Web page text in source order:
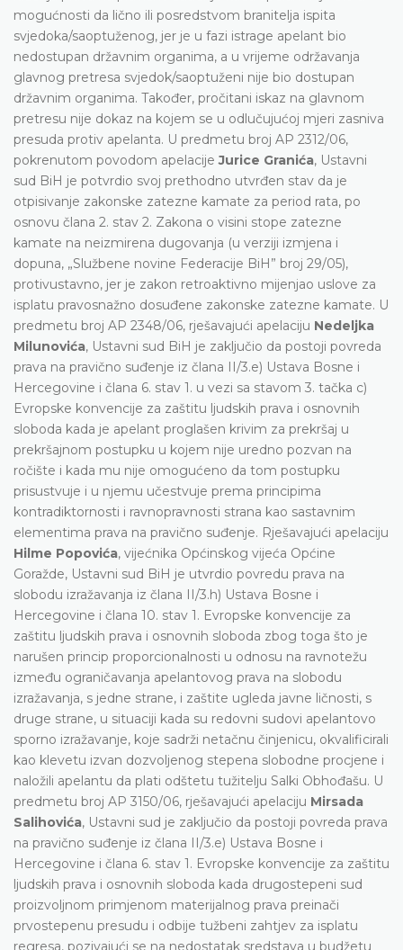
mogućnosti da lično ili posredstvom branitelja ispita
svjedoka/saoptuženog, jer je u fazi istrage apelant bio
nedostupan državnim organima, a u vrijeme održavanja
glavnog pretresa svjedok/saoptuženi nije bio dostupan
državnim organima. Također, pročitani iskaz na glavnom
pretresu nije dokaz na kojem se u odlučujućoj mjeri zasniva
presuda protiv apelanta. U predmetu broj AP 2312/06,
pokrenutom povodom apelacijeJurice Granića, Ustavni
sud BiH je potvrdio svoj prethodno utvrđen stav da je
otpisivanje zakonske zatezne kamate za period rata, po
osnovu člana 2. stav 2. Zakona o visini stope zatezne
kamate na neizmirena dugovanja (u verziji izmjena i
dopuna, „Službene novine Federacije BiH” broj 29/05),
protivustavno, jer je zakon retroaktivno mijenjao uslove za
isplatu pravosnažno dosuđene zakonske zatezne kamate. U
predmetu broj AP 2348/06, rješavajući apelaciju Nedeljka
Milunovića, Ustavni sud BiH je zaključio da postoji povreda
prava na pravično suđenje iz člana II/3.e) Ustava Bosne i
Hercegovine i člana 6. stav 1. u vezi sa stavom 3. tačka c)
Evropske konvencije za zaštitu ljudskih prava i osnovnih
sloboda kada je apelant proglašen krivim za prekršaj u
prekršajnom postupku u kojem nije uredno pozvan na
ročište i kada mu nije omogućeno da tom postupku
prisustvuje i u njemu učestvuje prema principima
kontradiktornosti i ravnopravnosti strana kao sastavnim
elementima prava na pravično suđenje. Rješavajući apelaciju
Hilme Popovića, vijećnika Općinskog vijeća Općine
Goražde, Ustavni sud BiH je utvrdio povredu prava na
slobodu izražavanja iz člana II/3.h) Ustava Bosne i
Hercegovine i člana 10. stav 1. Evropske konvencije za
zaštitu ljudskih prava i osnovnih sloboda zbog toga što je
narušen princip proporcionalnosti u odnosu na ravnotežu
između ograničavanja apelantovog prava na slobodu
izražavanja, s jedne strane, i zaštite ugleda javne ličnosti, s
druge strane, u situaciji kada su redovni sudovi apelantovo
sporno izražavanje, koje sadrži netačnu činjenicu, okvalificirali
kao klevetu izvan dozvoljenog stepena slobodne procjene i
naložili apelantu da plati odštetu tužitelju Salki Obhođašu. U
predmetu broj AP 3150/06, rješavajući apelaciju Mirsada
Salihovića, Ustavni sud je zaključio da postoji povreda prava
na pravično suđenje iz člana II/3.e) Ustava Bosne i
Hercegovine i člana 6. stav 1. Evropske konvencije za zaštitu
ljudskih prava i osnovnih sloboda kada drugostepeni sud
proizvoljnom primjenom materijalnog prava preinači
prvostepenu presudu i odbije tužbeni zahtjev za isplatu
regresa, pozivajući se na nedostatak sredstava u budžetu